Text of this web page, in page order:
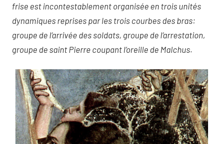
frise est incontestablement organisée en trois unités
dynamiques reprises par les trois courbes des bras:
groupe de l’arrivée des soldats, groupe de l’arrestation,
groupe de saint Pierre coupant l’oreille de Malchus.